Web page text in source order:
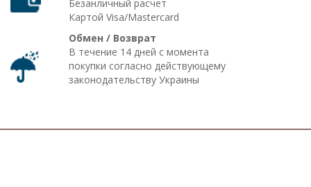
Безанличный расчет
Картой Visa/Mastercard
Обмен / Возврат
В течение 14 дней с момента
покупки согласно действующему
законодательству Украины